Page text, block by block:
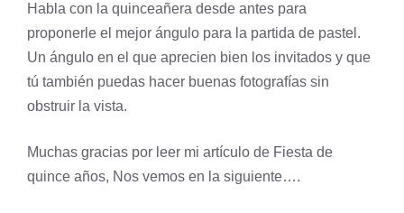
Habla con la quinceañera desde antes para
proponerle el mejor ángulo para la partida de pastel.
Un ángulo en el que aprecien bien los invitados y que
tú también puedas hacer buenas fotografías sin
obstruir la vista.
Muchas gracias por leer mi artículo de Fiesta de
quince años, Nos vemos en la siguiente….